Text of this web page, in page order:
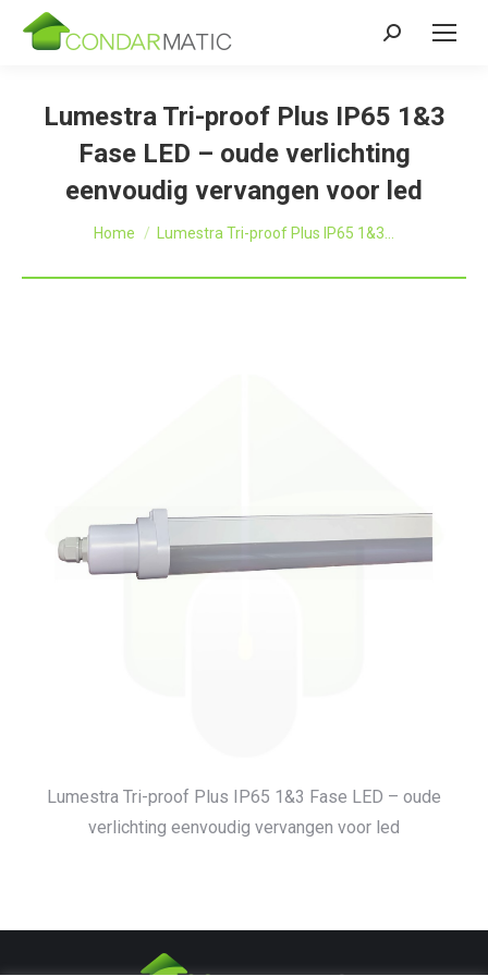
Zoeken:
Lumestra Tri-proof Plus IP65 1&3
Fase LED – oude verlichting
eenvoudig vervangen voor led
Je bent hier:
Home Lumestra Tri-proof Plus IP65 1&3…
Lumestra Tri-proof Plus IP65 1&3 Fase LED – oude
verlichting eenvoudig vervangen voor led